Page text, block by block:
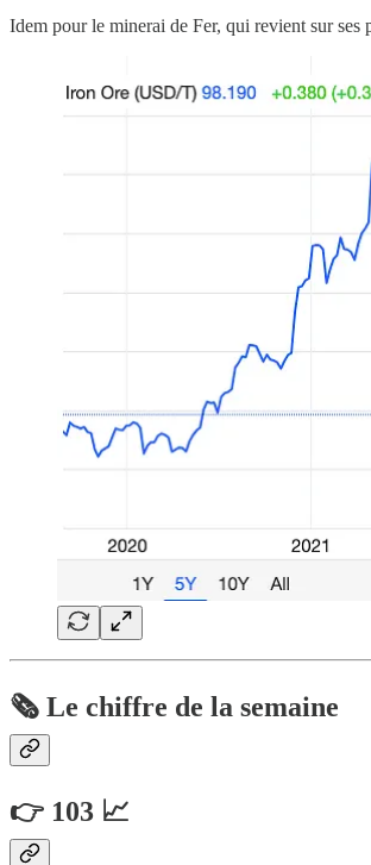
Idem pour le minerai de Fer, qui revient sur ses
🗞️ Le chiffre de la semaine
👉 103 📈